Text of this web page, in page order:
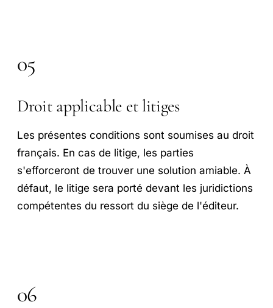
05
Droit applicable et litiges
Les présentes conditions sont soumises au droit
français. En cas de litige, les parties
s'efforceront de trouver une solution amiable. À
défaut, le litige sera porté devant les juridictions
compétentes du ressort du siège de l'éditeur.
06